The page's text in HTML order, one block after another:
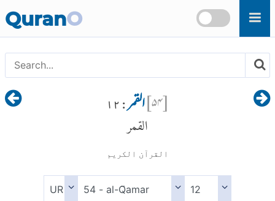
Skip to main content
QuranO
[۵۴]القمر : ۱۲
القمر
القرآن الكريم